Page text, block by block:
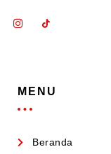
MENU
Beranda